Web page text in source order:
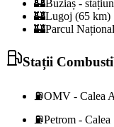
🏰Buziaș -
🏰Lugoj (65 km)
🏰Parcul
Stații
⛽OMV - Calea
⛽Petrom - Calea